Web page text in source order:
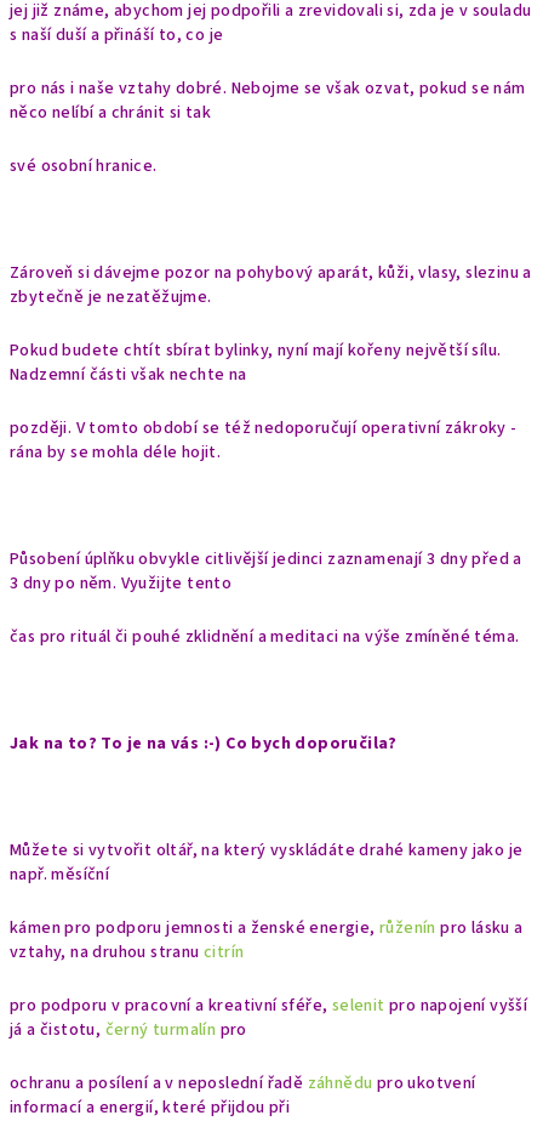
jej již známe, abychom jej podpořili a zrevidovali si, zda je v souladu
s naší duší a přináší to, co je
pro nás i naše vztahy dobré. Nebojme se však ozvat, pokud se nám
něco nelíbí a chránit si tak
své osobní hranice.
Zároveň si dávejme pozor na pohybový aparát, kůži, vlasy, slezinu a
zbytečně je nezatěžujme.
Pokud budete chtít sbírat bylinky, nyní mají kořeny největší sílu.
Nadzemní části však nechte na
později. V tomto období se též nedoporučují operativní zákroky -
rána by se mohla déle hojit.
Působení úplňku obvykle citlivější jedinci zaznamenají 3 dny před a
3 dny po něm. Využijte tento
čas pro rituál či pouhé zklidnění a meditaci na výše zmíněné téma.
Jak na to? To je na vás :-) Co bych doporučila?
Můžete si vytvořit oltář, na který vyskládáte drahé kameny jako je
např. měsíční
kámen pro podporu jemnosti a ženské energie, růženín pro lásku a
vztahy, na druhou stranu citrín
pro podporu v pracovní a kreativní sféře, selenit pro napojení vyšší
já a čistotu, černý turmalín pro
ochranu a posílení a v neposlední řadě záhnědu pro ukotvení
informací a energií, které přijdou při